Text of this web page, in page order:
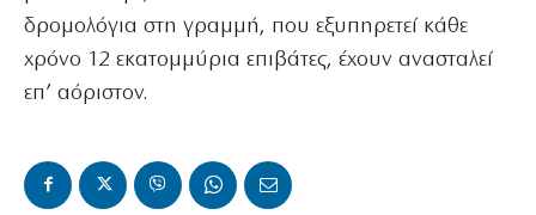
δρομολόγια στη γραμμή, που εξυπηρετεί κάθε
χρόνο 12 εκατομμύρια επιβάτες, έχουν ανασταλεί
επ’ αόριστον.